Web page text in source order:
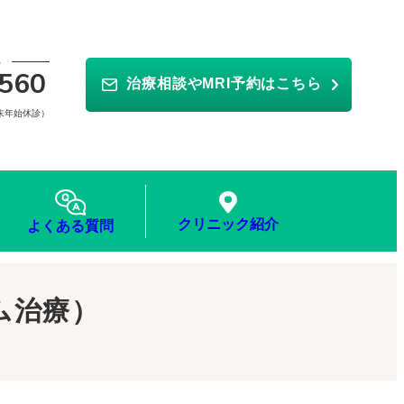
始休診）
治療相談やMRI予約はこちら
よくある質問 クリニック紹介
療）